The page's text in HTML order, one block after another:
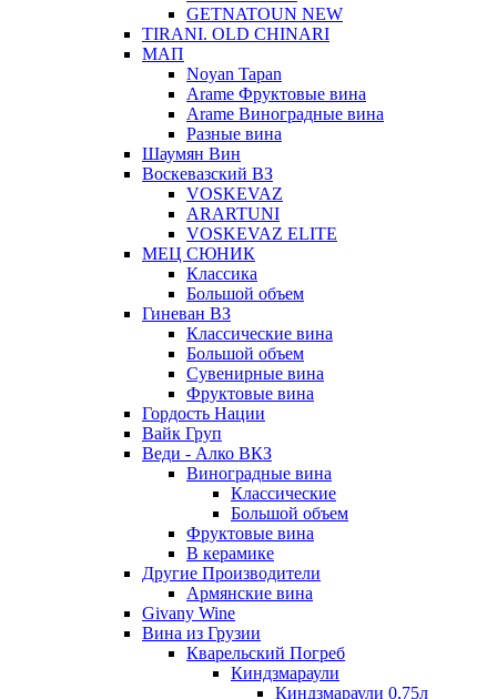
GETNATOUN NEW
TIRANI. OLD CHINARI
МАП
Noyan Tapan
Arame Фруктовые вина
Arame Виноградные вина
Разные вина
Шаумян Вин
Воскевазский ВЗ
VOSKEVAZ
ARARTUNI
VOSKEVAZ ELITE
МЕЦ СЮНИК
Классика
Большой объем
Гиневан ВЗ
Классические вина
Большой объем
Сувенирные вина
Фруктовые вина
Гордость Нации
Вайк Груп
Веди - Алко ВКЗ
Виноградные вина
Классические
Большой объем
Фруктовые вина
В керамике
Другие Производители
Армянские вина
Givany Wine
Вина из Грузии
Кварельский Погреб
Киндзмараули
Киндзмараули 0,75л